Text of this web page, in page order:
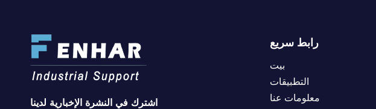
اشترك في النشرة الإخبارية لدينا
رابط سريع
بيت
التطبيقات
معلومات عنا